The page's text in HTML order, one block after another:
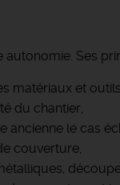
autonomie. Ses
matériaux et
du chantier,
ancienne le cas
couverture,